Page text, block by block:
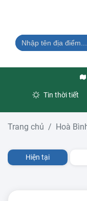
Tin thời tiết
Trang chủ Hoà
Hiện tại